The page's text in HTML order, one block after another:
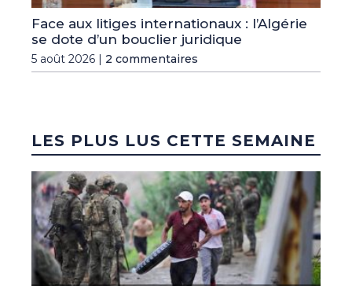
Face aux litiges internationaux : l’Algérie
se dote d’un bouclier juridique
5 août 2026 | 2 commentaires
LES PLUS LUS CETTE SEMAINE